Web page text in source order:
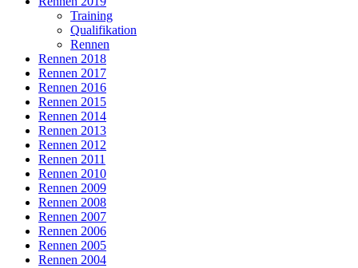
Training
Qualifikation
Rennen
Rennen 2018
Rennen 2017
Rennen 2016
Rennen 2015
Rennen 2014
Rennen 2013
Rennen 2012
Rennen 2011
Rennen 2010
Rennen 2009
Rennen 2008
Rennen 2007
Rennen 2006
Rennen 2005
Rennen 2004